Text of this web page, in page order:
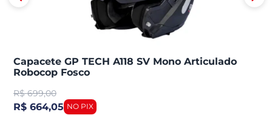
Capacete GP TECH A118 SV Mono Articulado
Robocop Fosco
R$ 699,00
R$ 664,05